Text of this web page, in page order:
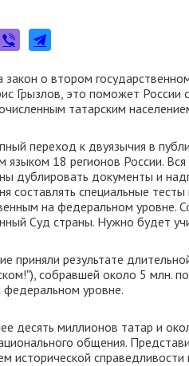
о втором
Грызлов, это поможет России
татарским
переход к двуязычия в
языком 18 регионов России.
дублировать документы и
составлять специальные
на федеральном уровне.
Суд страны. Нужно будет
приняли результате
собравшей около 5 млн.
федеральном уровне.
десять миллионов татар и
общения.
исторической